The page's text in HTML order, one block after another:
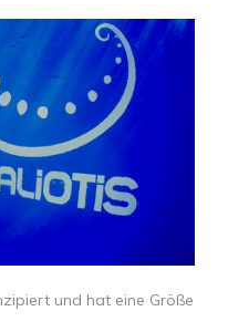
und hat eine Größe